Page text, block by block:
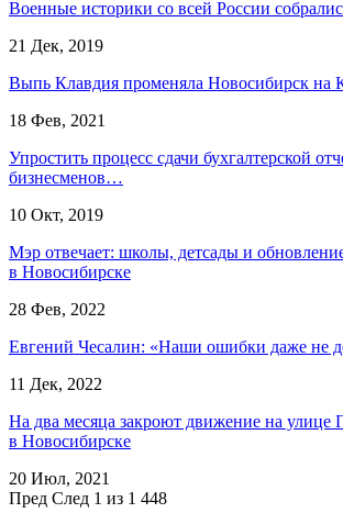
Военные историки со всей России
21 Дек, 2019
Выпь Клавдия променяла Новосибирск на
18 Фев, 2021
Упростить процесс сдачи бухгалтерской
бизнесменов…
10 Окт, 2019
Мэр отвечает: школы, детсады и
в Новосибирске
28 Фев, 2022
Евгений Чесалин: «Наши ошибки даже не
11 Дек, 2022
На два месяца закроют движение на улице
в Новосибирске
20 Июл, 2021
Пред След 1 из 1 448